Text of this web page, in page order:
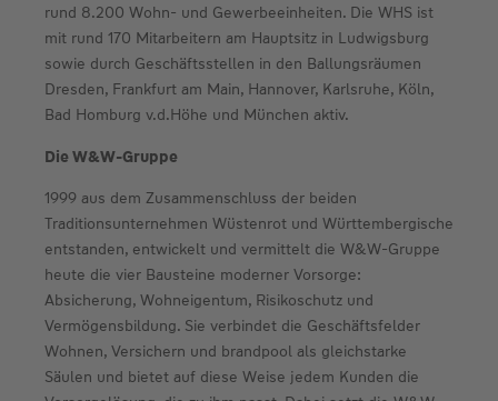
rund 8.200 Wohn- und Gewerbeeinheiten. Die WHS ist
mit rund 170 Mitarbeitern am Hauptsitz in Ludwigsburg
sowie durch Geschäftsstellen in den Ballungsräumen
Dresden, Frankfurt am Main, Hannover, Karlsruhe, Köln,
Bad Homburg v.d.Höhe und München aktiv.
Die W&W-Gruppe
1999 aus dem Zusammenschluss der beiden
Traditionsunternehmen Wüstenrot und Württembergische
entstanden, entwickelt und vermittelt die W&W-Gruppe
heute die vier Bausteine moderner Vorsorge:
Absicherung, Wohneigentum, Risikoschutz und
Vermögensbildung. Sie verbindet die Geschäftsfelder
Wohnen, Versichern und brandpool als gleichstarke
Säulen und bietet auf diese Weise jedem Kunden die